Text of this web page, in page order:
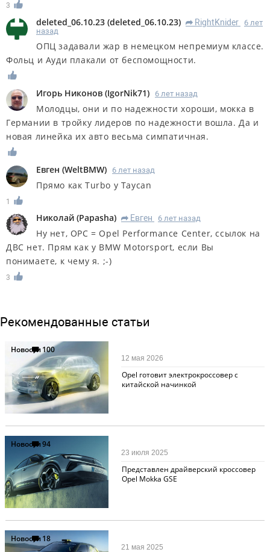
3
deleted_06.10.23 (deleted_06.10.23) R RightKnider
6 лет
назад
ОПЦ задавали жар в немецком непремиум классе.
Фольц и Ауди плакали от беспомощности.
Игорь Никонов (IgorNik71) 6 лет назад
Молодцы, они и по надежности хороши, мокка в
Германии в тройку лидеров по надежности вошла. Да и
новая линейка их авто весьма симпатичная.
Евген (WeltBMW) 6 лет назад
Прямо как Turbo у Taycan
1
Николай (Papasha) R Евген 6 лет назад
Ну нет, OPC = Opel Performance Center, ссылок на
ДВС нет. Прям как у BMW Motorsport, если Вы
понимаете, к чему я. ;-)
3
Рекомендованные статьи
Новости100
Opel готовит электрокроссовер с
китайской начинкой
12 мая 2026
Новости94
Представлен драйверский кроссовер
Opel Mokka GSE
23 июля 2025
Новости18
21 мая 2025